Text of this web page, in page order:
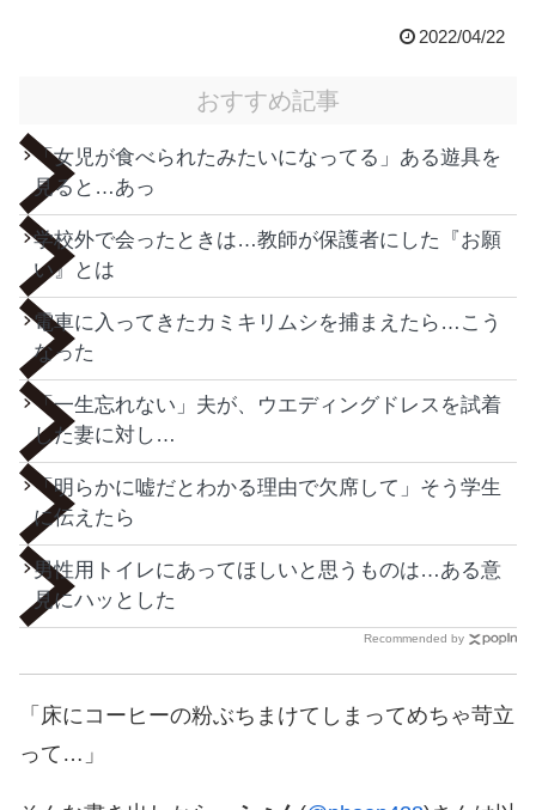
2022/04/22
おすすめ記事
「女児が食べられたみたいになってる」ある遊具を
見ると…あっ
学校外で会ったときは…教師が保護者にした『お願
い』とは
電車に入ってきたカミキリムシを捕まえたら…こう
なった
「一生忘れない」夫が、ウエディングドレスを試着
した妻に対し…
「明らかに嘘だとわかる理由で欠席して」そう学生
に伝えたら
男性用トイレにあってほしいと思うものは…ある意
見にハッとした
Recommended by
「床にコーヒーの粉ぶちまけてしまってめちゃ苛立
って…」